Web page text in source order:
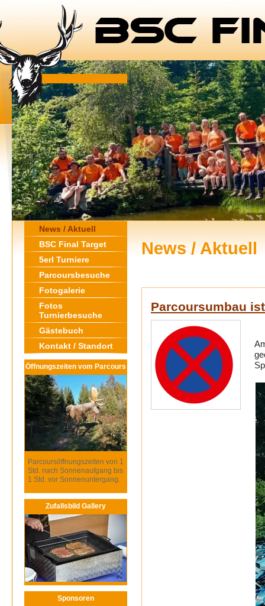
News / Aktuell
BSC Final Target
5erl Turniere
Parcoursbesuche
Fotogalerie
Fotos
Turnierbesuche
Gästebuch
Kontakt / Standort
Öffnungszeiten vom Parcours
Parcoursöffnungszeiten von 1
Std. nach Sonnenaufgang bis
1 Std. vor Sonnenuntergang.
Zufallsbild Gallery
Sponsoren
News / Aktuell
Parcoursumbau